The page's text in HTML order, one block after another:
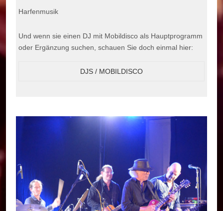
Harfenmusik
Und wenn sie einen DJ mit Mobildisco als Hauptprogramm
oder Ergänzung suchen, schauen Sie doch einmal hier:
DJS / MOBILDISCO